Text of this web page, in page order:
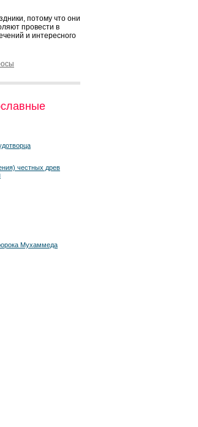
потому что они
провести в
и интересного
честных древ
Мухаммеда